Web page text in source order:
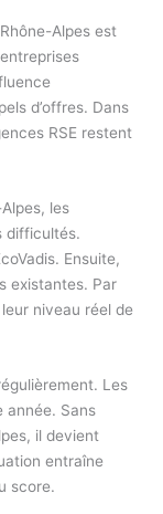
Alpes est
d’offres. Dans
RSE restent
les
difficultés.
Ensuite,
existantes. Par
niveau réel de
Les
année. Sans
il devient
entraîne
score.